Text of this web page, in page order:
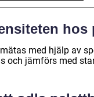
hos
med hjälp av
och jämförs med